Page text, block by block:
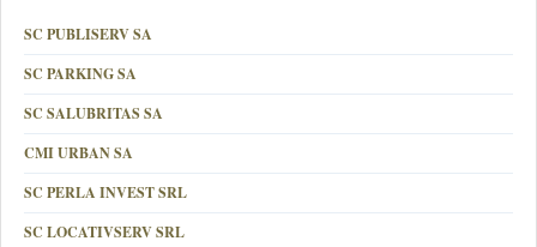
SC PUBLISERV SA
SC PARKING SA
SC SALUBRITAS SA
CMI URBAN SA
SC PERLA INVEST SRL
SC LOCATIVSERV SRL